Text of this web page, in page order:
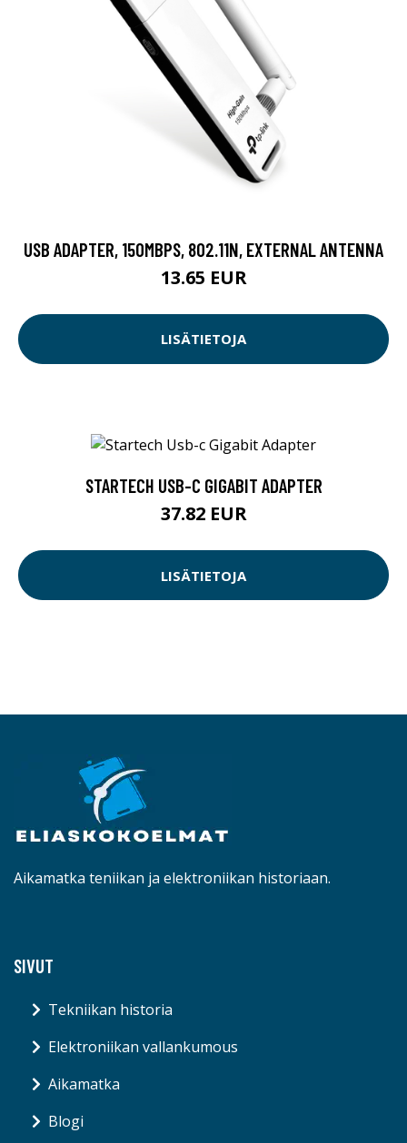
USB ADAPTER, 150MBPS, 802.11N, EXTERNAL ANTENNA
13.65 EUR
LISÄTIETOJA
STARTECH USB-C GIGABIT ADAPTER
37.82 EUR
LISÄTIETOJA
Aikamatka teniikan ja elektroniikan historiaan.
SIVUT
Tekniikan historia
Elektroniikan vallankumous
Aikamatka
Blogi